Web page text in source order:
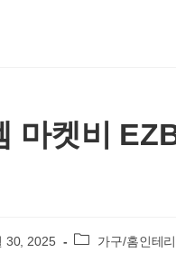
마켓비
30, 2025
Post 가구/홈인테